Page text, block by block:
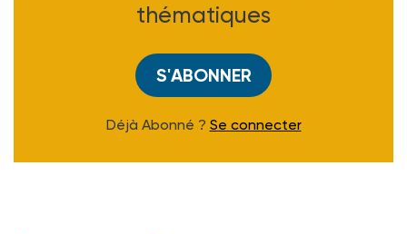
thématiques
S'ABONNER
Déjà Abonné ? Se connecter